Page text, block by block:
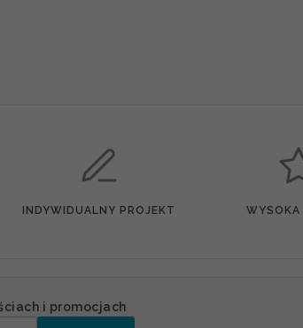
INDYWIDUALNY PROJEKT WYSOKA
i promocjach